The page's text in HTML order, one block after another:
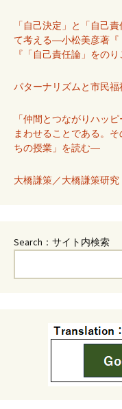
「自己決定」と「自己
て考える―小松美彦著『
『「自己責任論」をの
パターナリズムと市民福
「仲間とつながりハッ
まわせることである。
ちの授業」を読む―
大橋謙策／大橋謙策研
Search：サイト内検索